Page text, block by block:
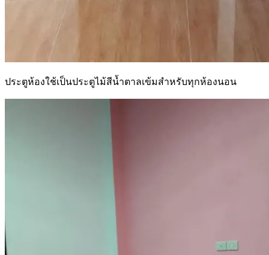
ประตูห้องใช้เป็นประตูไม้สีน้ำตาลเข้มสำหรับทุกห้องนอน